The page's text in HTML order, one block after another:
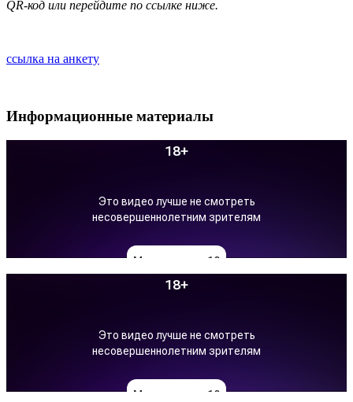
QR-код или перейдите по ссылке ниже.
ссылка на анкету
Информационные материалы